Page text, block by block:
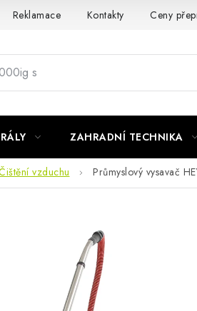
Reklamace Kontakty Ceny
ZAHRADNÍ TECHNIKA
vzduchu Průmyslový vysavač